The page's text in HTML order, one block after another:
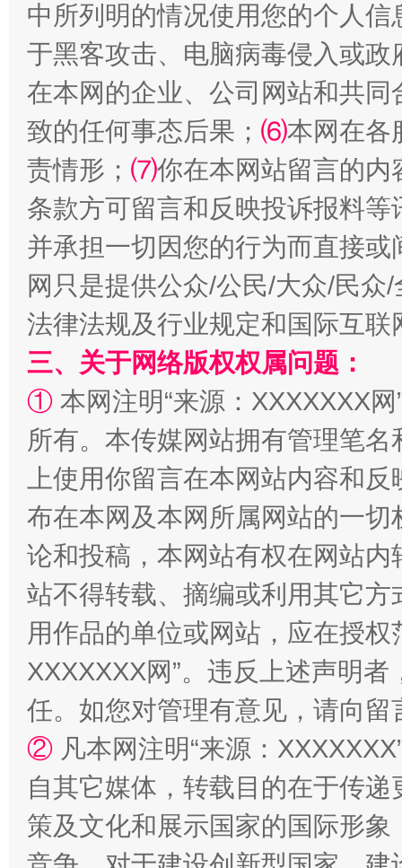
揭批美国五大"原罪" "炒
解纷+调解+退费，一次搞定
站台名比不上好声名
漫山遍野的桃花与雪山、麦地、白藏房 除
中所列明的情况使用您的个人
于黑客攻击、电脑病毒侵入或
在本网的企业、公司网站和共
致的任何事态后果； ⑹本网在各
责情形； ⑺你在本网站留言的内
条款方可留言和反映投诉报料
并承担一切因您的行为而直接
网只是提供公众/公民/大众/民
法律法规及行业规定和国际互
三、关于网络版权权属问题：
① 本网注明“来源：XXXXXXX
所有。本传媒网站拥有管理笔
上使用你留言在本网站内容和
布在本网及本网所属网站的一
论和投稿，本网站有权在网站
站不得转载、摘编或利用其它
用作品的单位或网站，应在授
XXXXXXX网”。违反上述声明
任。如您对管理有意见，请向
② 凡本网注明“来源：
自其它媒体，转载目的在于传
策及文化和展示国家的国际形